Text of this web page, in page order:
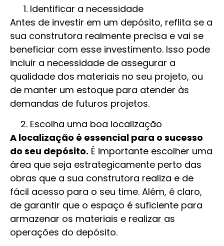
Identificar a necessidade
Antes de investir em um depósito, reflita se a
sua construtora realmente precisa e vai se
beneficiar com esse investimento. Isso pode
incluir a necessidade de assegurar a
qualidade dos materiais no seu projeto, ou
de manter um estoque para atender às
demandas de futuros projetos.
Escolha uma boa localização
A localização é essencial para o sucesso
do seu depósito. É importante escolher uma
área que seja estrategicamente perto das
obras que a sua construtora realiza e de
fácil acesso para o seu time. Além, é claro,
de garantir que o espaço é suficiente para
armazenar os materiais e realizar as
operações do depósito.